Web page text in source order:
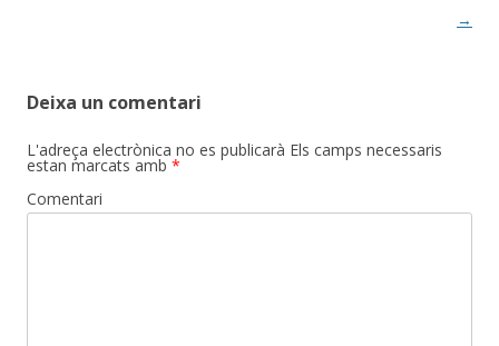
→
Deixa un comentari
L'adreça electrònica no es publicarà Els camps necessaris
estan marcats amb *
Comentari